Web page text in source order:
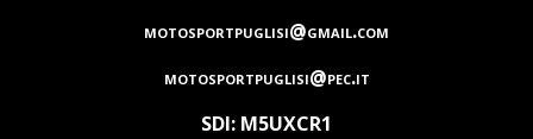
motosportpuglisi@gmail.com
motosportpuglisi@pec.it
SDI: M5UXCR1